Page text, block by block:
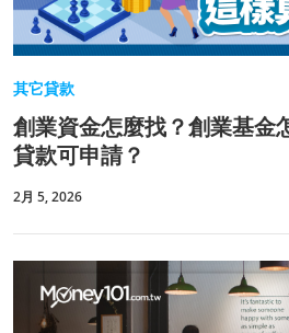
其它貸款
創業資金怎麼找？創業基金
貸款可申請？
2月 5, 2026